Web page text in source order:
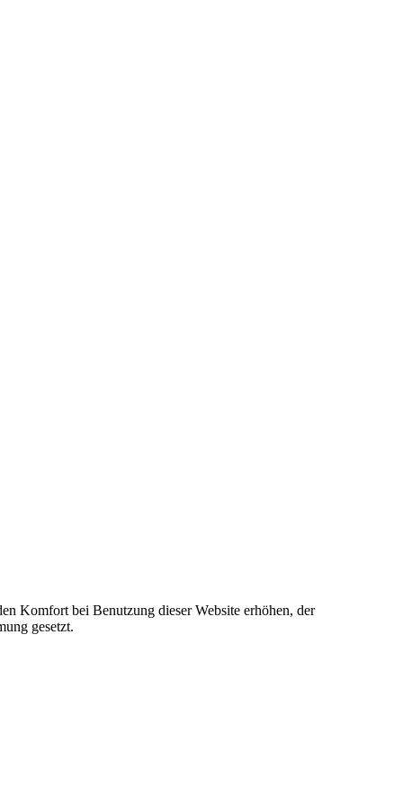
Komfort bei Benutzung dieser Website erhöhen, der
gesetzt.